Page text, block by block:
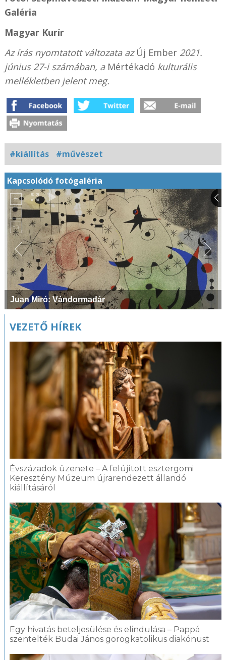
Galéria
Magyar Kurír
Az írás nyomtatott változata az Új Ember2021.
június 27-i számában, a Mértékadó kulturális
mellékletben jelent meg.
#kiállítás #művészet
Kapcsolódó fotógaléria
Juan Miró: Vándormadár
VEZETŐ HÍREK
Évszázadok üzenete – A felújított esztergomi
Keresztény Múzeum újrarendezett állandó
kiállításáról
Egy hivatás beteljesülése és elindulása – Pappá
szentelték Budai János görögkatolikus diakónust